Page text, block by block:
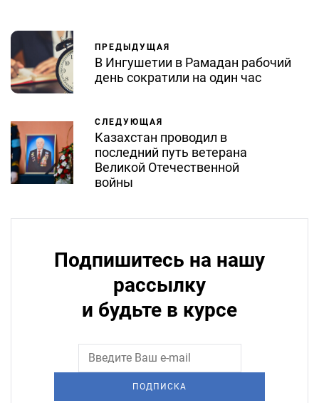
ПРЕДЫДУЩАЯ
В Ингушетии в Рамадан рабочий
день сократили на один час
СЛЕДУЮЩАЯ
Казахстан проводил в
последний путь ветерана
Великой Отечественной
войны
Подпишитесь на нашу
рассылку
и будьте в курсе
ПОДПИСКА